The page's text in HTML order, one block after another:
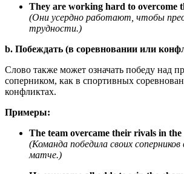
They are working hard to overcome
(Они усердно работают, чтобы
трудности.)
b. Побеждать (в соревновании или
Слово также может означать победу над
соперником, как в спортивных
конфликтах.
Примеры:
The team overcame their rivals in
(Команда победила своих
матче.)